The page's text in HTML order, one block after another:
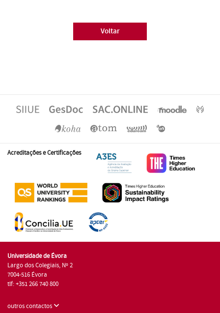
Voltar
Acreditações e Certificações
Universidade de Évora
Largo dos Colegiais, Nº 2
7004-516 Évora
tlf: +351 266 740 800
outros contactos